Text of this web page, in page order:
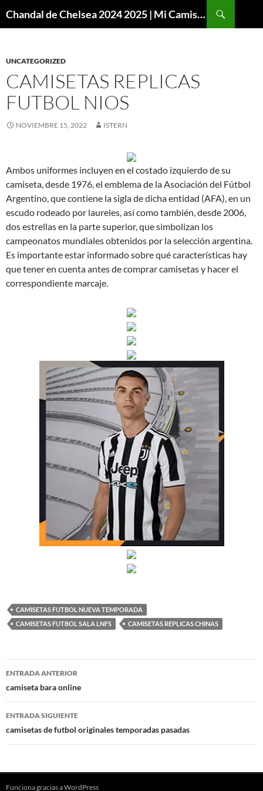
Chandal de Chelsea 2024 2025 | Mi Camiseta Futbol
UNCATEGORIZED
CAMISETAS REPLICAS
FUTBOL NIOS
NOVIEMBRE 15, 2022 ISTERN
Ambos uniformes incluyen en el costado izquierdo de su
camiseta, desde 1976, el emblema de la Asociación del Fútbol
Argentino, que contiene la sigla de dicha entidad (AFA), en un
escudo rodeado por laureles, así como también, desde 2006,
dos estrellas en la parte superior, que simbolizan los
campeonatos mundiales obtenidos por la selección argentina.
Es importante estar informado sobre qué características hay
que tener en cuenta antes de comprar camisetas y hacer el
correspondiente marcaje.
CAMISETAS FUTBOL NUEVA TEMPORADA
CAMISETAS FUTBOL SALA LNFS
CAMISETAS REPLICAS CHINAS
Navegación
de
entradas
ENTRADA ANTERIOR
camiseta bara online
ENTRADA SIGUIENTE
camisetas de futbol originales temporadas pasadas
Funciona gracias a WordPress